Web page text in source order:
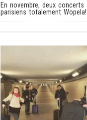
En novembre, deux concerts
parisiens totalement Wopela!